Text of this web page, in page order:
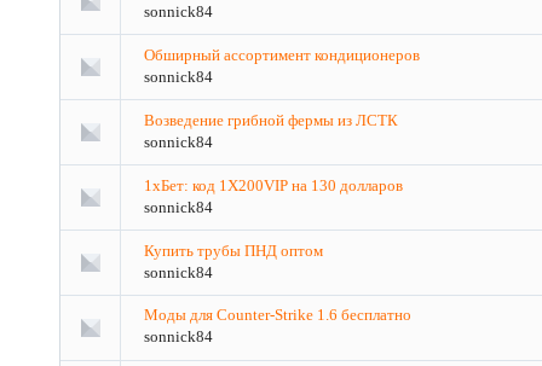
sonnick84
Обширный ассортимент кондиционеров
sonnick84
Возведение грибной фермы из ЛСТК
sonnick84
1хБет: код 1X200VIP на 130 долларов
sonnick84
Купить трубы ПНД оптом
sonnick84
Моды для Counter-Strike 1.6 бесплатно
sonnick84